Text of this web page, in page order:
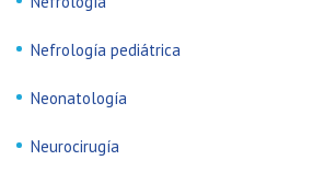
Nefrología pediátrica
Neonatología
Neurocirugía